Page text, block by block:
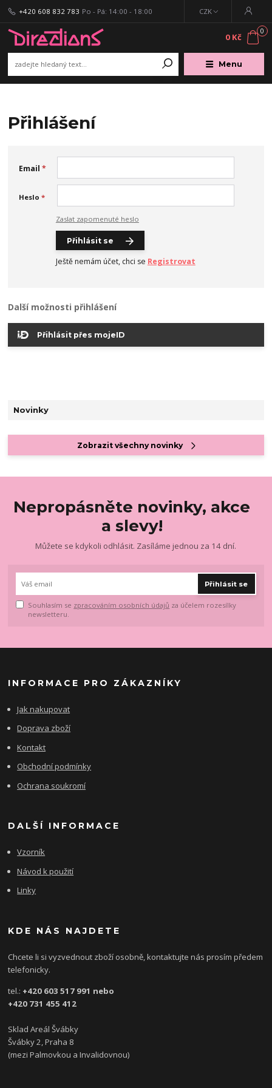
Menu
CZK
+420 608 832 783 Po - Pá: 14:00 - 18:00
0
0 Kč
Novinky
Zobrazit všechny novinky
Přihlášení
Email *
Heslo *
Zaslat zapomenuté heslo
Přihlásit se
Ještě nemám účet, chci se Registrovat
Další možnosti přihlášení
Přihlásit přes mojeID
Nepropásněte novinky, akce
a slevy!
Můžete se kdykoli odhlásit. Zasíláme jednou za 14 dní.
Přihlásit se
Souhlasím se zpracováním osobních údajů za účelem rozesílky
newsletteru.
INFORMACE PRO ZÁKAZNÍKY
Jak nakupovat
Doprava zboží
Kontakt
Obchodní podmínky
Ochrana soukromí
DALŠÍ INFORMACE
Vzorník
Návod k použití
Linky
KDE NÁS NAJDETE
Chcete li si vyzvednout zboží osobně, kontaktujte nás prosím předem
telefonicky.
tel.: +420 603 517 991 nebo
+420 731 455 412
Sklad Areál Švábky
Švábky 2, Praha 8
(mezi Palmovkou a Invalidovnou)